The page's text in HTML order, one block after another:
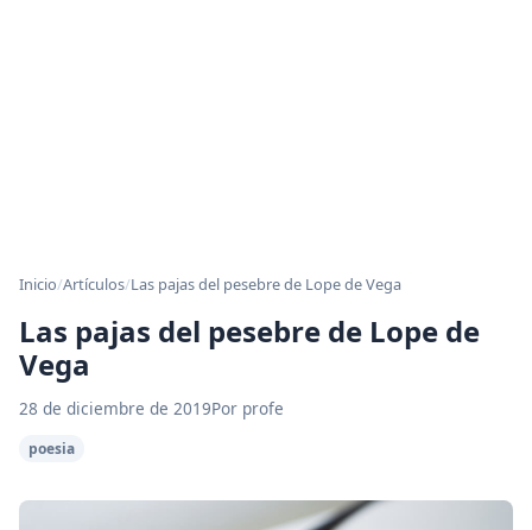
Inicio/Artículos/Las pajas del pesebre de Lope de Vega
Las pajas del pesebre de Lope de
Vega
28 de diciembre de 2019Por profe
poesia